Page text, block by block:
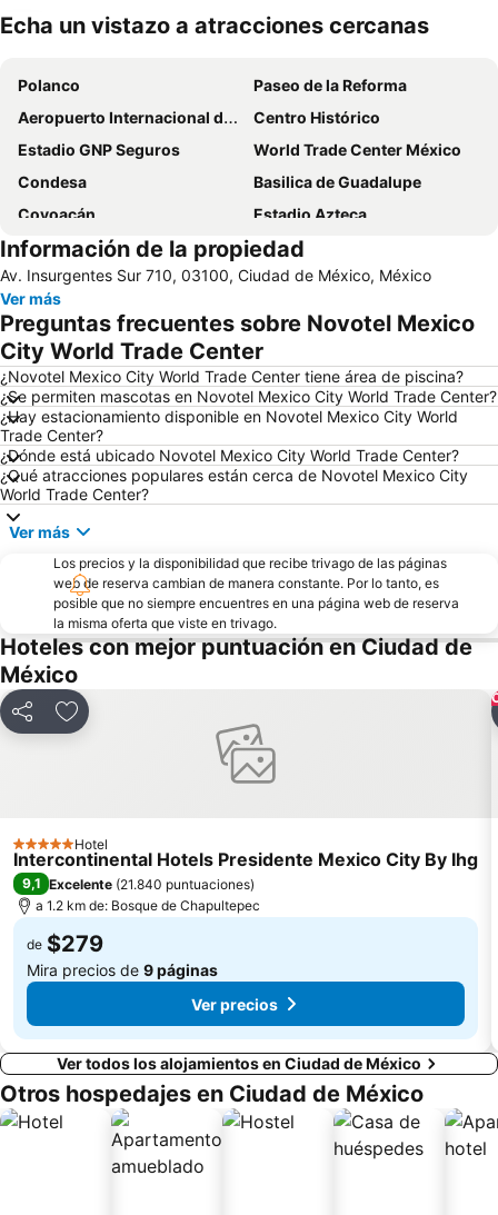
Echa un vistazo a atracciones cercanas
Polanco
Paseo de la Reforma
Aeropuerto Internacional de la Ciudad de México
Centro Histórico
Estadio GNP Seguros
World Trade Center México
Condesa
Basilica de Guadalupe
Coyoacán
Estadio Azteca
Zocalo capitalino
Reforma 222
Aeropuerto Internacional Ciudad de México
Benito Juárez
Santa fe
Bosque de Chapultepec
Antara Polanco
Palacio de Bellas Artes
Autódromo Hermanos Rodriguez
Zona Rosa
Monumento a la Revolución
Centro Banamex
Iztacalco
Expo Santa Fe México
Pharma Multichannel and Digital Marketing Latin America Congress
Información de la propiedad
Av. Insurgentes Sur 710, 03100, Ciudad de México, México
Ver más
Preguntas frecuentes sobre Novotel Mexico
City World Trade Center
¿Novotel Mexico City World Trade Center tiene área de piscina?
¿Se permiten mascotas en Novotel Mexico City World Trade Center?
¿Hay estacionamiento disponible en Novotel Mexico City World
Trade Center?
¿Dónde está ubicado Novotel Mexico City World Trade Center?
¿Qué atracciones populares están cerca de Novotel Mexico City
World Trade Center?
Ver más
Los precios y la disponibilidad que recibe trivago de las páginas
web de reserva cambian de manera constante. Por lo tanto, es
posible que no siempre encuentres en una página web de reserva
la misma oferta que viste en trivago.
Hoteles con mejor puntuación en Ciudad de
México
CompartirAgregar a favoritos
5 EstrellasHotel
Intercontinental Hotels Presidente Mexico City By Ihg
9,1 Excelente (21.840 puntuaciones)
a 1.2 km de: Bosque de Chapultepec
de $279
Mira precios de 9 páginas
Ver precios
Ver todos los alojamientos en Ciudad de México
Otros hospedajes en Ciudad de México